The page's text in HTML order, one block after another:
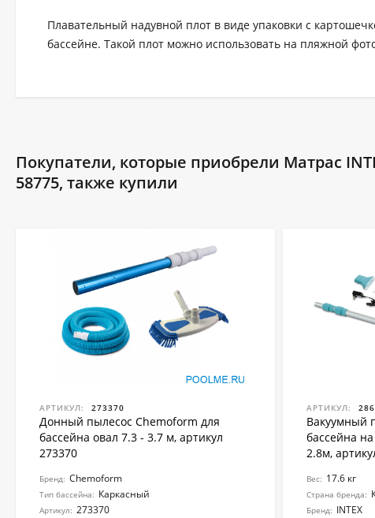
Плавательный надувной плот в виде упаковки с
бассейне. Такой плот можно использовать на пляжной
Покупатели, которые приобрели Матрас
58775, также купили
АРТИКУЛ: 273370
Донный пылесос Chemoform для
бассейна овал 7.3 - 3.7 м, артикул
273370
Бренд: Chemoform
Тип бассейна: Каркасный
Артикул: 273370
АРТИКУЛ:
Вакуумный
бассейна
2.8м,
Вес: 17.6 кг
Страна бренда:
Бренд: INTEX